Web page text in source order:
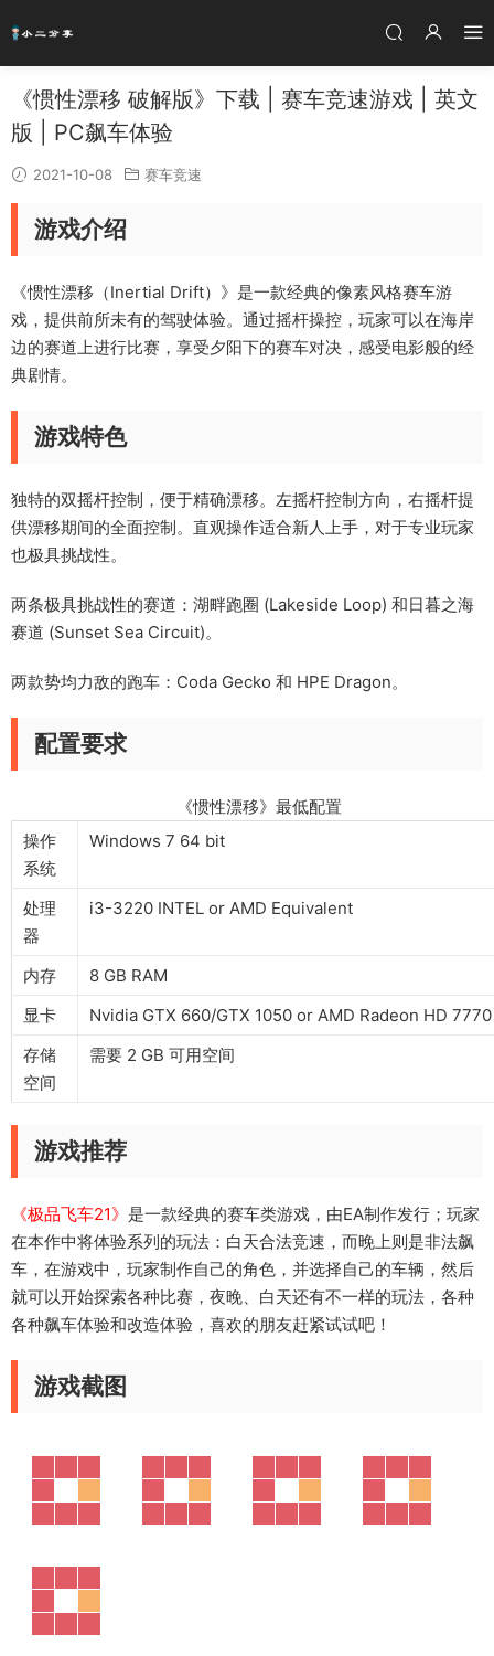
《惯性漂移 破解版》下载 | 赛车竞速游戏 | 英文
版 | PC飙车体验
2021-10-08 赛车竞速
游戏介绍
《惯性漂移（Inertial Drift）》是一款经典的像素风格赛车游
戏，提供前所未有的驾驶体验。通过摇杆操控，玩家可以在海岸
边的赛道上进行比赛，享受夕阳下的赛车对决，感受电影般的经
典剧情。
游戏特色
独特的双摇杆控制，便于精确漂移。左摇杆控制方向，右摇杆提
供漂移期间的全面控制。直观操作适合新人上手，对于专业玩家
也极具挑战性。
两条极具挑战性的赛道：湖畔跑圈 (Lakeside Loop) 和日暮之海
赛道 (Sunset Sea Circuit)。
两款势均力敌的跑车：Coda Gecko 和 HPE Dragon。
配置要求
《惯性漂移》最低配置
操作
系统
Windows 7 64 bit
处理
器
i3-3220 INTEL or AMD Equivalent
内存
8 GB RAM
显卡
Nvidia GTX 660/GTX 1050 or AMD Radeon HD 7770
存储
空间
需要 2 GB 可用空间
游戏推荐
《极品飞车21》 是一款经典的赛车类游戏，由EA制作发行；玩家
在本作中将体验系列的玩法：白天合法竞速，而晚上则是非法飙
车，在游戏中，玩家制作自己的角色，并选择自己的车辆，然后
就可以开始探索各种比赛，夜晚、白天还有不一样的玩法，各种
各种飙车体验和改造体验，喜欢的朋友赶紧试试吧！
游戏截图